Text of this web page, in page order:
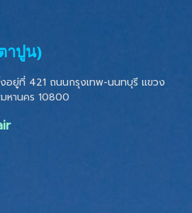
าปูน)
อยู่ที่ 421 ถนนกรุงเทพ-นนทบุรี แขวง
หานคร 10800